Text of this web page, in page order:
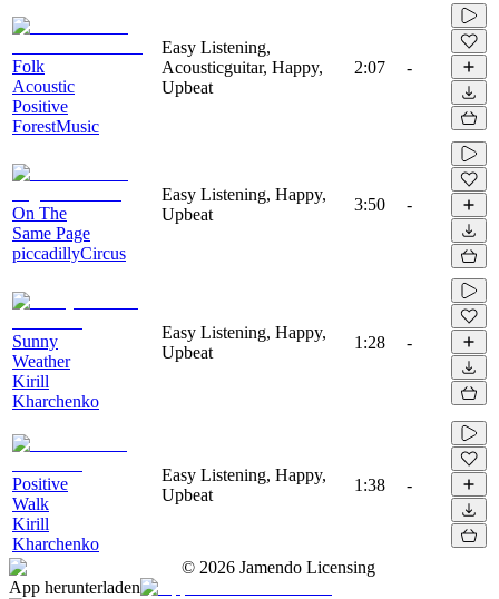
Folk
Acoustic
Positive
ForestMusic
Easy Listening,
Acousticguitar, Happy,
Upbeat
2:07 -
On The
Same Page
piccadillyCircus
Easy Listening, Happy,
Upbeat
3:50 -
Sunny
Weather
Kirill
Kharchenko
Easy Listening, Happy,
Upbeat
1:28 -
Positive
Walk
Kirill
Kharchenko
Easy Listening, Happy,
Upbeat
1:38 -
© 2026 Jamendo Licensing
App herunterladen